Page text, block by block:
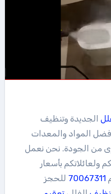
الجديدة وتنظيف
المواد والمعدات
من الجودة. نحن نعمل
ولعائلاتكم بأسعار
70067311 للحجز